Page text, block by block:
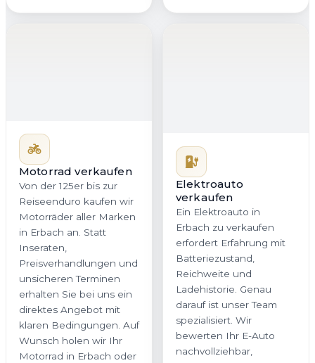
Motorrad verkaufen
Von der 125er bis zur
Reiseenduro kaufen wir
Motorräder aller Marken
in Erbach an. Statt
Inseraten,
Preisverhandlungen und
unsicheren Terminen
erhalten Sie bei uns ein
direktes Angebot mit
klaren Bedingungen. Auf
Wunsch holen wir Ihr
Motorrad in Erbach oder
Elektroauto
verkaufen
Ein Elektroauto in
Erbach zu verkaufen
erfordert Erfahrung mit
Batteriezustand,
Reichweite und
Ladehistorie. Genau
darauf ist unser Team
spezialisiert. Wir
bewerten Ihr E-Auto
nachvollziehbar,
marktorientiert und fair,